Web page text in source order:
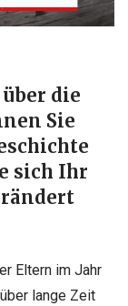
die
Sie
sich Ihr
Eltern im Jahr
lange Zeit